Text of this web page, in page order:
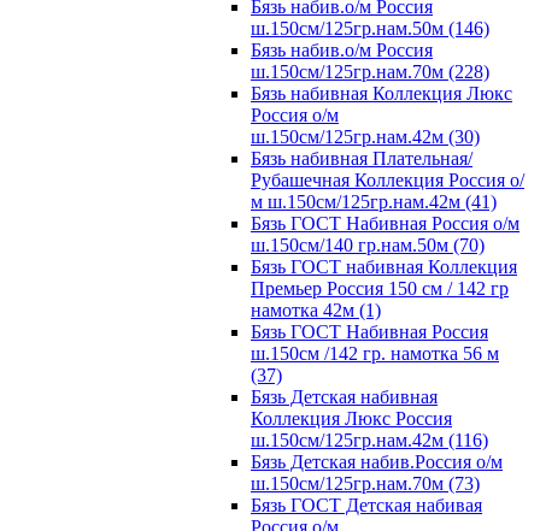
Бязь набив.о/м Россия
ш.150см/125гр.нам.50м (146)
Бязь набив.о/м Россия
ш.150см/125гр.нам.70м (228)
Бязь набивная Коллекция Люкс
Россия о/м
ш.150см/125гр.нам.42м (30)
Бязь набивная Плательная/
Рубашечная Коллекция Россия о/
м ш.150см/125гр.нам.42м (41)
Бязь ГОСТ Набивная Россия о/м
ш.150см/140 гр.нам.50м (70)
Бязь ГОСТ набивная Коллекция
Премьер Россия 150 см / 142 гр
намотка 42м (1)
Бязь ГОСТ Набивная Россия
ш.150см /142 гр. намотка 56 м
(37)
Бязь Детская набивная
Коллекция Люкс Россия
ш.150см/125гр.нам.42м (116)
Бязь Детская набив.Россия о/м
ш.150см/125гр.нам.70м (73)
Бязь ГОСТ Детская набивая
Россия о/м